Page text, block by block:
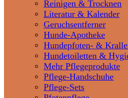
Reinigen & Trocknen
Literatur & Kalender
Geruchsentferner
Hunde-Apotheke
Hundepfoten- &
Hundetoiletten &
Mehr Pflegeprodukte
Pflege-Handschuhe
Pflege-Sets